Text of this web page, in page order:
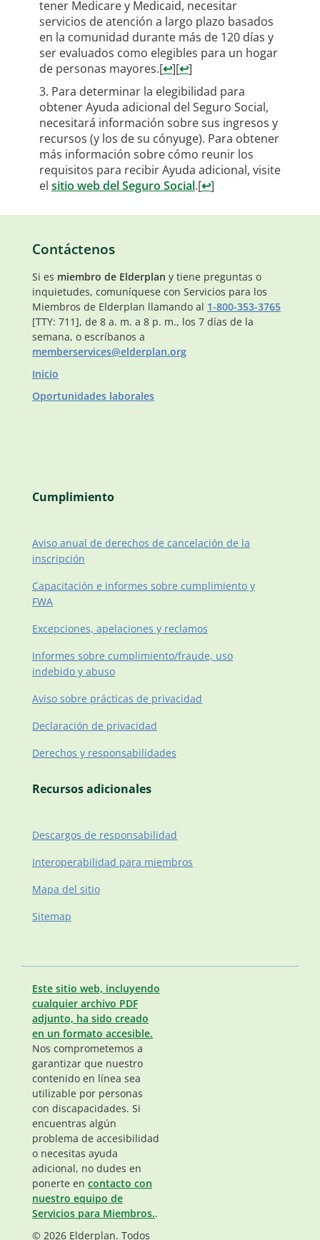
tener Medicare y Medicaid, necesitar
servicios de atención a largo plazo basados
en la comunidad durante más de 120 días y
ser evaluados como elegibles para un hogar
de personas mayores.[↩][↩]
Para determinar la elegibilidad para
obtener Ayuda adicional del Seguro Social,
necesitará información sobre sus ingresos y
recursos (y los de su cónyuge). Para obtener
más información sobre cómo reunir los
requisitos para recibir Ayuda adicional, visite
el sitio web del Seguro Social.[↩]
Contáctenos
Si es miembro de Elderplan y tiene preguntas o
inquietudes, comuníquese con Servicios para los
Miembros de Elderplan llamando al 1-800-353-3765
[TTY: 711], de 8 a. m. a 8 p. m., los 7 días de la
semana, o escríbanos a
memberservices@elderplan.org
Inicio
Oportunidades laborales
Cumplimiento
Aviso anual de derechos de cancelación de la
inscripción
Capacitación e informes sobre cumplimiento y
FWA
Excepciones, apelaciones y reclamos
Informes sobre cumplimiento/fraude, uso
indebido y abuso
Aviso sobre prácticas de privacidad
Declaración de privacidad
Derechos y responsabilidades
Recursos adicionales
Descargos de responsabilidad
Interoperabilidad para miembros
Mapa del sitio
Sitemap
Este sitio web, incluyendo
cualquier archivo PDF
adjunto, ha sido creado
en un formato accesible.
Nos comprometemos a
garantizar que nuestro
contenido en línea sea
utilizable por personas
con discapacidades. Si
encuentras algún
problema de accesibilidad
o necesitas ayuda
adicional, no dudes en
ponerte en contacto con
nuestro equipo de
Servicios para Miembros..
© 2026 Elderplan. Todos